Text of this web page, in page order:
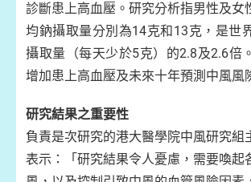
診斷患上高血壓。研究分析指男性及女
均鈉攝取量分別為14克和13克，是世
攝取量（每天少於5克）的2.8及2.6倍
增加患上高血壓及未來十年預測中風風
研究結果之重要性
負責是次研究的港大醫學院中風研究組
表示：「研究結果令人憂慮，需要喚起